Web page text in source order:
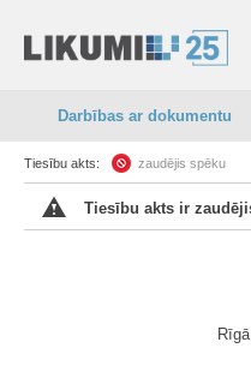
Darbības ar dokumentu
Tiesību akts: zaudējis spēku
Tiesību akts ir